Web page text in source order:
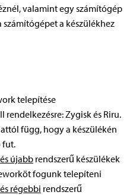
valamint egy számítógép
számítógépet a készülékhez
telepítése
Zygisk és Riru.
függ, hogy a készülékén
fut.
újabb rendszerű készülékek
fogunk telepíteni
régebbi rendszerű